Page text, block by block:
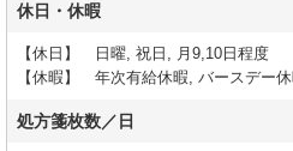
休日・休暇
【休日】 日曜, 祝日, 月9,10日程度
【休暇】 年次有給休暇, バースデー
処方箋枚数／日